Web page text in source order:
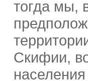
тогда мы,
Скифии,